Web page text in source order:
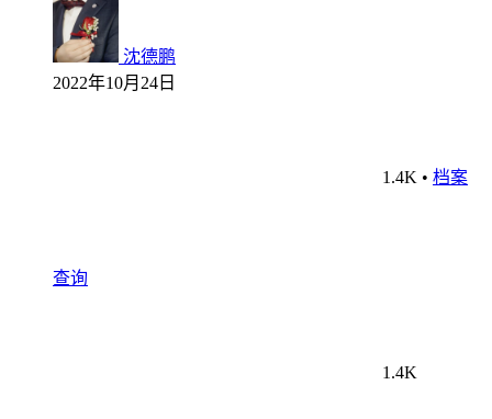
沈德鹏
2022年10月24日
1.4K • 档案
查询
1.4K